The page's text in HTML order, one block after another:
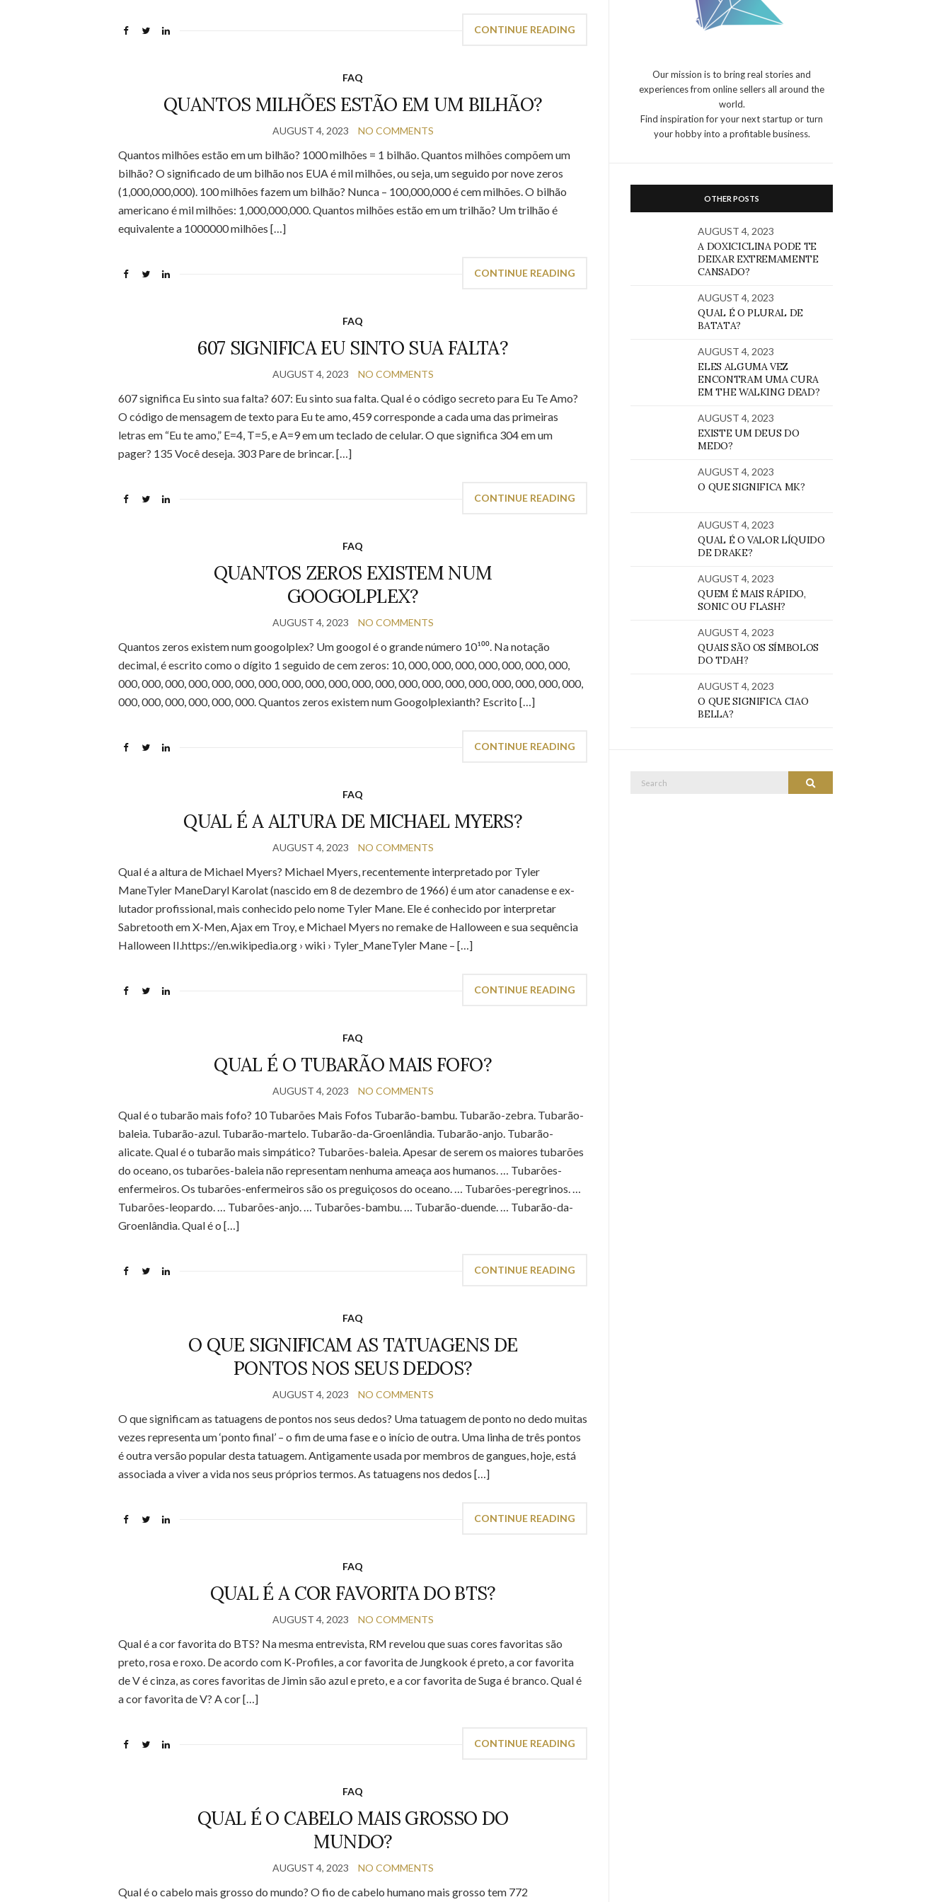
CONTINUE READING
FAQ
QUANTOS MILHÕES ESTÃO EM UM BILHÃO?
AUGUST 4, 2023 NO COMMENTS
Quantos milhões estão em um bilhão? 1000 milhões = 1 bilhão. Quantos milhões compõem um
bilhão? O significado de um bilhão nos EUA é mil milhões, ou seja, um seguido por nove zeros
(1,000,000,000). 100 milhões fazem um bilhão? Nunca – 100,000,000 é cem milhões. O bilhão
americano é mil milhões: 1,000,000,000. Quantos milhões estão em um trilhão? Um trilhão é
equivalente a 1000000 milhões […]
CONTINUE READING
FAQ
607 SIGNIFICA EU SINTO SUA FALTA?
AUGUST 4, 2023 NO COMMENTS
607 significa Eu sinto sua falta? 607: Eu sinto sua falta. Qual é o código secreto para Eu Te Amo?
O código de mensagem de texto para Eu te amo, 459 corresponde a cada uma das primeiras
letras em “Eu te amo,” E=4, T=5, e A=9 em um teclado de celular. O que significa 304 em um
pager? 135 Você deseja. 303 Pare de brincar. […]
CONTINUE READING
FAQ
QUANTOS ZEROS EXISTEM NUM
GOOGOLPLEX?
AUGUST 4, 2023 NO COMMENTS
Quantos zeros existem num googolplex? Um googol é o grande número 10¹⁰⁰. Na notação
decimal, é escrito como o dígito 1 seguido de cem zeros: 10, ​000, ​000, ​000, ​000, ​000, ​000, ​000, ​
000, ​000, ​000, ​000, ​000, ​000, ​000, ​000, ​000, ​000, ​000, ​000, ​000, ​000, ​000, ​000, ​000, ​000, ​000, ​000, ​
000, ​000, ​000, ​000, ​000, ​000. Quantos zeros existem num Googolplexianth? Escrito […]
CONTINUE READING
FAQ
QUAL É A ALTURA DE MICHAEL MYERS?
AUGUST 4, 2023 NO COMMENTS
Qual é a altura de Michael Myers? Michael Myers, recentemente interpretado por Tyler
ManeTyler ManeDaryl Karolat (nascido em 8 de dezembro de 1966) é um ator canadense e ex-
lutador profissional, mais conhecido pelo nome Tyler Mane. Ele é conhecido por interpretar
Sabretooth em X-Men, Ajax em Troy, e Michael Myers no remake de Halloween e sua sequência
Halloween II.https://en.wikipedia.org › wiki › Tyler_ManeTyler Mane – […]
CONTINUE READING
FAQ
QUAL É O TUBARÃO MAIS FOFO?
AUGUST 4, 2023 NO COMMENTS
Qual é o tubarão mais fofo? 10 Tubarões Mais Fofos Tubarão-bambu. Tubarão-zebra. Tubarão-
baleia. Tubarão-azul. Tubarão-martelo. Tubarão-da-Groenlândia. Tubarão-anjo. Tubarão-
alicate. Qual é o tubarão mais simpático? Tubarões-baleia. Apesar de serem os maiores tubarões
do oceano, os tubarões-baleia não representam nenhuma ameaça aos humanos. … Tubarões-
enfermeiros. Os tubarões-enfermeiros são os preguiçosos do oceano. … Tubarões-peregrinos. …
Tubarões-leopardo. … Tubarões-anjo. … Tubarões-bambu. … Tubarão-duende. … Tubarão-da-
Groenlândia. Qual é o […]
CONTINUE READING
FAQ
O QUE SIGNIFICAM AS TATUAGENS DE
PONTOS NOS SEUS DEDOS?
AUGUST 4, 2023 NO COMMENTS
O que significam as tatuagens de pontos nos seus dedos? Uma tatuagem de ponto no dedo muitas
vezes representa um ‘ponto final’ – o fim de uma fase e o início de outra. Uma linha de três pontos
é outra versão popular desta tatuagem. Antigamente usada por membros de gangues, hoje, está
associada a viver a vida nos seus próprios termos. As tatuagens nos dedos […]
CONTINUE READING
FAQ
QUAL É A COR FAVORITA DO BTS?
AUGUST 4, 2023 NO COMMENTS
Qual é a cor favorita do BTS? Na mesma entrevista, RM revelou que suas cores favoritas são
preto, rosa e roxo. De acordo com K-Profiles, a cor favorita de Jungkook é preto, a cor favorita
de V é cinza, as cores favoritas de Jimin são azul e preto, e a cor favorita de Suga é branco. Qual é
a cor favorita de V? A cor […]
CONTINUE READING
FAQ
QUAL É O CABELO MAIS GROSSO DO
MUNDO?
AUGUST 4, 2023 NO COMMENTS
Qual é o cabelo mais grosso do mundo? O fio de cabelo humano mais grosso tem 772
Our mission is to bring real stories and
experiences from online sellers all around the
world.
Find inspiration for your next startup or turn
your hobby into a profitable business.
OTHER POSTS
AUGUST 4, 2023
A DOXICICLINA PODE TE
DEIXAR EXTREMAMENTE
CANSADO?
AUGUST 4, 2023
QUAL É O PLURAL DE
BATATA?
AUGUST 4, 2023
ELES ALGUMA VEZ
ENCONTRAM UMA CURA
EM THE WALKING DEAD?
AUGUST 4, 2023
EXISTE UM DEUS DO
MEDO?
AUGUST 4, 2023
O QUE SIGNIFICA MK?
AUGUST 4, 2023
QUAL É O VALOR LÍQUIDO
DE DRAKE?
AUGUST 4, 2023
QUEM É MAIS RÁPIDO,
SONIC OU FLASH?
AUGUST 4, 2023
QUAIS SÃO OS SÍMBOLOS
DO TDAH?
AUGUST 4, 2023
O QUE SIGNIFICA CIAO
BELLA?
SEARCH